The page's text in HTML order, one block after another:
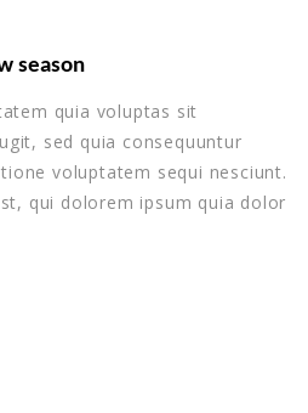
season
quia voluptas sit
sed quia consequuntur
voluptatem sequi nesciunt.
qui dolorem ipsum quia dolor